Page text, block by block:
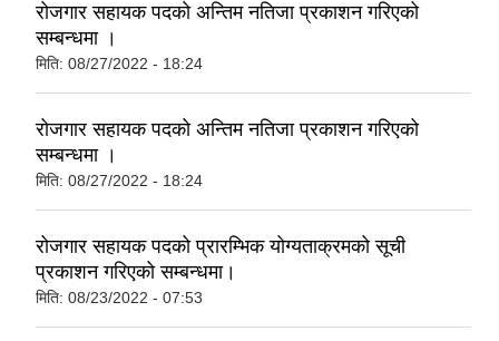
रोजगार सहायक पदको अन्तिम नतिजा प्रकाशन गरिएको
सम्बन्धमा ।
मिति: 08/27/2022 - 18:24
रोजगार सहायक पदको अन्तिम नतिजा प्रकाशन गरिएको
सम्बन्धमा ।
मिति: 08/27/2022 - 18:24
रोजगार सहायक पदको प्रारम्भिक योग्यताक्रमको सूची
प्रकाशन गरिएको सम्बन्धमा।
मिति: 08/23/2022 - 07:53